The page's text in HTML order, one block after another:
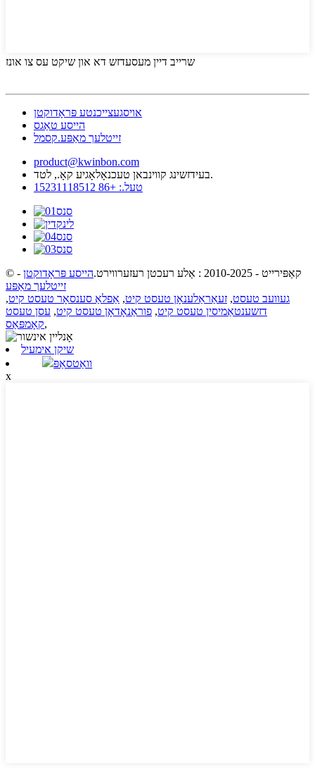
שרייב דיין מעסעדזש דא און שיקט עס צו אונז
אויסגעצייכנטע פּראָדוקטן
הייסע טאַגס
זייטלעך מאַפּע.קסמל
product@kwinbon.com
בעידזשינג קווינבאן טעכנאָלאָגיע קאָ., לטד.
טעל.: +86 15231118512
© קאַפּירייט - 2010-2025 : אַלע רעכטן רעזערווירט. הייסע פּראָדוקטן -
זייטלעך מאַפּע
געוועב טעסט, זעאַראַלענאָן טעסט קיט, אַפלאַ סענסאָר טעסט קיט,
דזשענטאַמיסין טעסט קיט, פוראַנאָדאָן טעסט קיט, עסן טעסט
קאָמפּאַס,
שיקן אימעיל
וואַטסאַפּ
x